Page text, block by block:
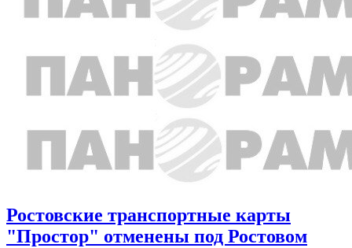
Ростовские транспортные карты
"Простор" отменены под Ростовом